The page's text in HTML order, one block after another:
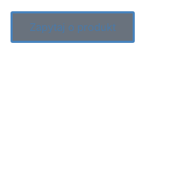
Zapytaj o produkt